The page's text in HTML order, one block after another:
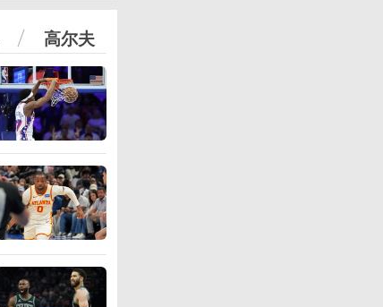
高尔夫